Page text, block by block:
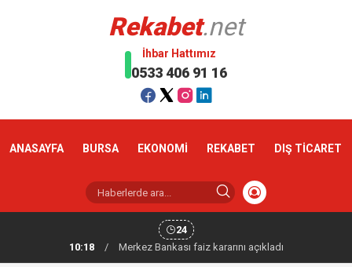
Rekabet.net
İhbar Hattımız
0533 406 91 16
ANASAYFA BURSA EKONOMİ REKABET DIŞ TİCARET
24
10:18
/ Merkez Bankası faiz kararını açıkladı